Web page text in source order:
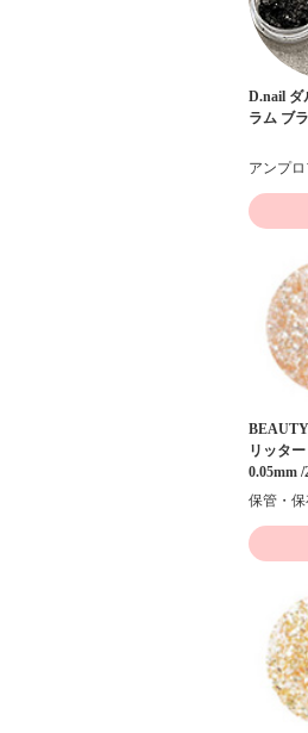
D.nail ダ
ラム ブ
アンプ
リッタ
0.05mm /